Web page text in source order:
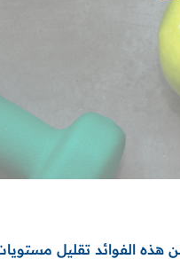
هذه الفوائد تقليل